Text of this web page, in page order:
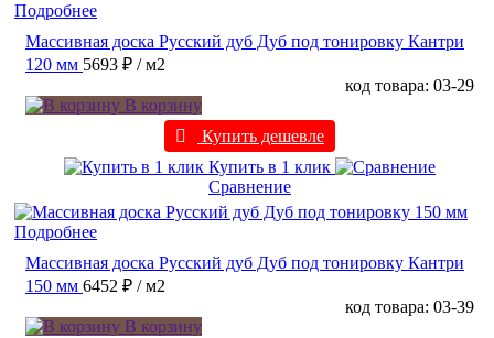
Подробнее
Массивная доска Русский дуб Дуб под тонировку Кантри
120 мм 5693 ₽ / м2
код товара: 03-29
В корзину
Купить дешевле
Купить в 1 клик
Сравнение
Подробнее
Массивная доска Русский дуб Дуб под тонировку Кантри
150 мм 6452 ₽ / м2
код товара: 03-39
В корзину